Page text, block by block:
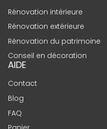
Rénovation intérieure
Rénovation extérieure
Rénovation du patrimoine
Conseil en décoration
AIDE
Contact
Blog
FAQ